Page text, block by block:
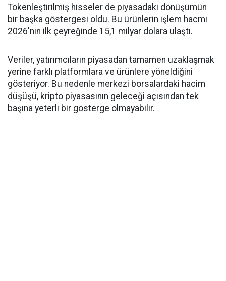
Tokenleştirilmiş hisseler de piyasadaki dönüşümün
bir başka göstergesi oldu. Bu ürünlerin işlem hacmi
2026'nın ilk çeyreğinde 15,1 milyar dolara ulaştı.
Veriler, yatırımcıların piyasadan tamamen uzaklaşmak
yerine farklı platformlara ve ürünlere yöneldiğini
gösteriyor. Bu nedenle merkezi borsalardaki hacim
düşüşü, kripto piyasasının geleceği açısından tek
başına yeterli bir gösterge olmayabilir.